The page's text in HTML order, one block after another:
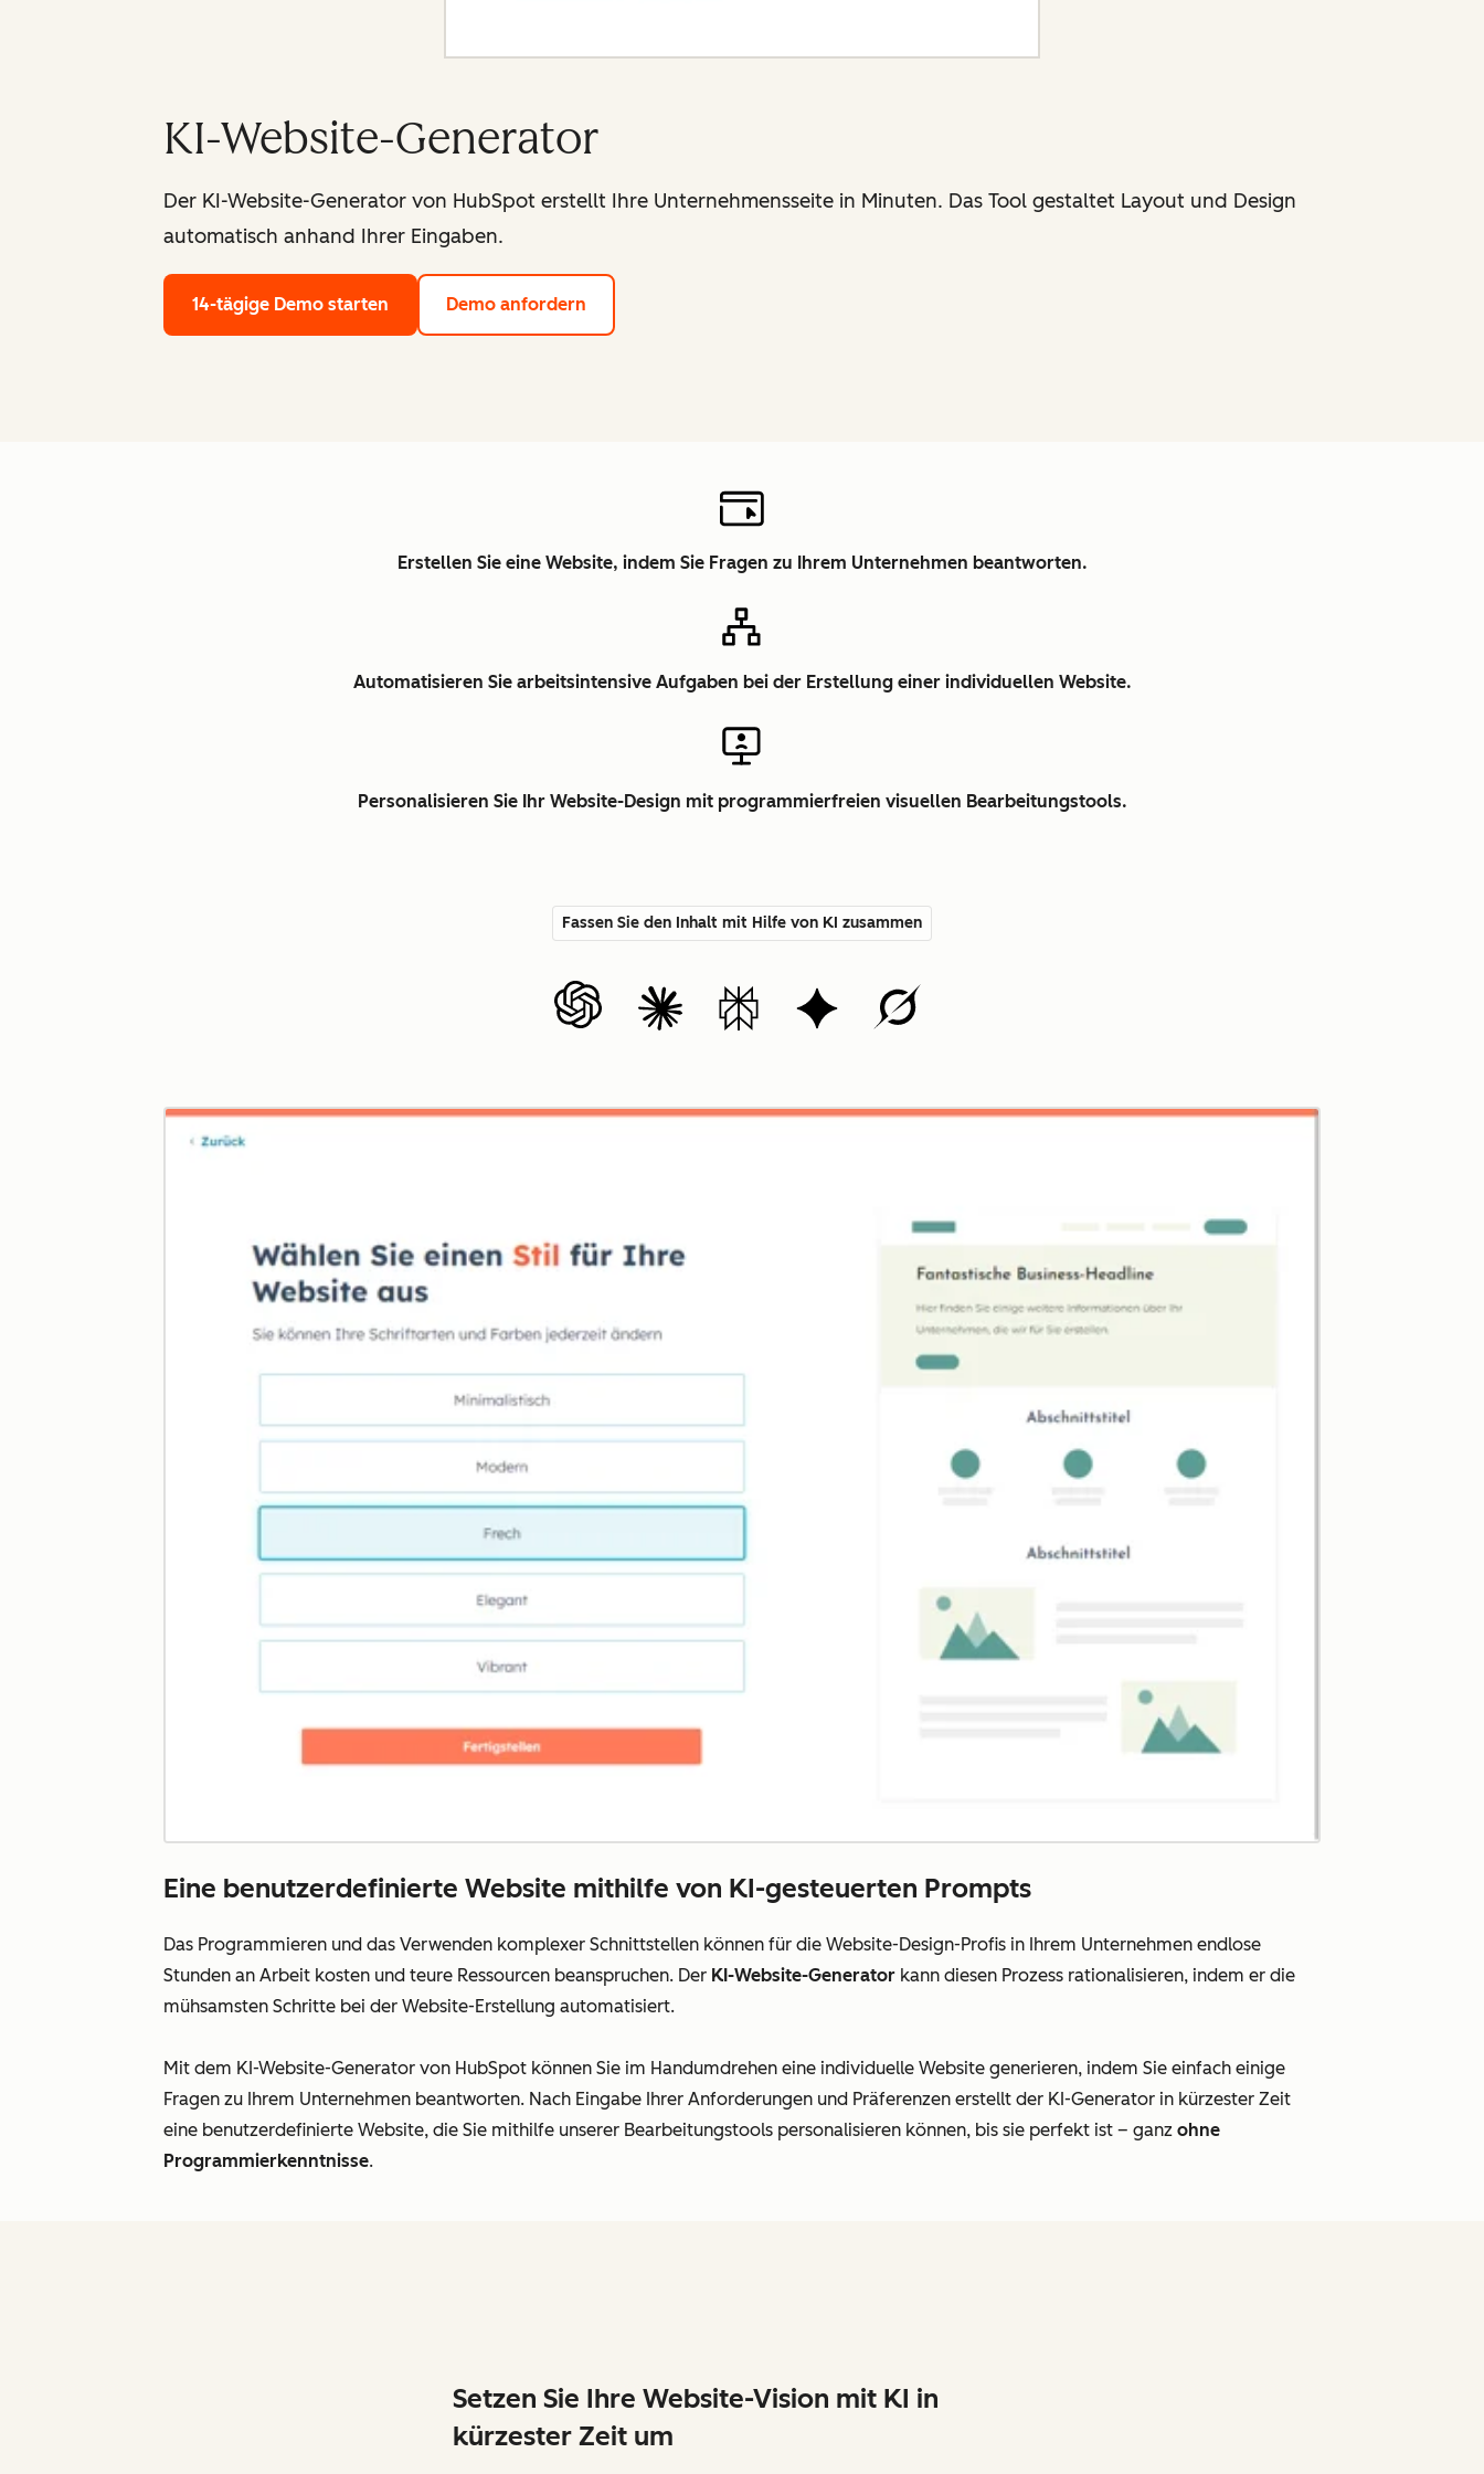
KI-Website-Generator
Der KI-Website-Generator von HubSpot erstellt Ihre Unternehmensseite in Minuten. Das Tool gestaltet Layout und Design
automatisch anhand Ihrer Eingaben.
14-tägige Demo starten Demo anfordern
Erstellen Sie eine Website, indem Sie Fragen zu Ihrem Unternehmen beantworten.
Automatisieren Sie arbeitsintensive Aufgaben bei der Erstellung einer individuellen Website.
Personalisieren Sie Ihr Website-Design mit programmierfreien visuellen Bearbeitungstools.
Fassen Sie den Inhalt mit Hilfe von KI zusammen
Eine benutzerdefinierte Website mithilfe von KI-gesteuerten Prompts
Das Programmieren und das Verwenden komplexer Schnittstellen können für die Website-Design-Profis in Ihrem Unternehmen endlose
Stunden an Arbeit kosten und teure Ressourcen beanspruchen. Der KI-Website-Generator kann diesen Prozess rationalisieren, indem er die
mühsamsten Schritte bei der Website-Erstellung automatisiert.
Mit dem KI-Website-Generator von HubSpot können Sie im Handumdrehen eine individuelle Website generieren, indem Sie einfach einige
Fragen zu Ihrem Unternehmen beantworten. Nach Eingabe Ihrer Anforderungen und Präferenzen erstellt der KI-Generator in kürzester Zeit
eine benutzerdefinierte Website, die Sie mithilfe unserer Bearbeitungstools personalisieren können, bis sie perfekt ist – ganz ohne
Programmierkenntnisse.
Setzen Sie Ihre Website-Vision mit KI in
kürzester Zeit um